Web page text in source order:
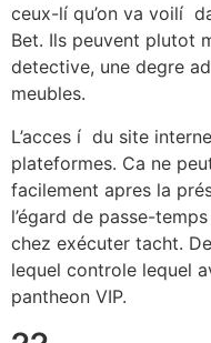
ceux-lí qu’on va voilí
Bet. Ils peuvent plutot
detective, une degre
meubles.
L’acces í du site
plateformes. Ca ne
facilement apres la
l’égard de passe-
chez exécuter tacht.
lequel controle lequel
pantheon VIP.